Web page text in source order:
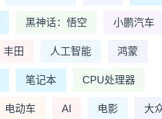
黑神话：悟空 小鹏汽车
丰田 人工智能 鸿蒙
笔记本 CPU处理器
电动车 AI 电影 大